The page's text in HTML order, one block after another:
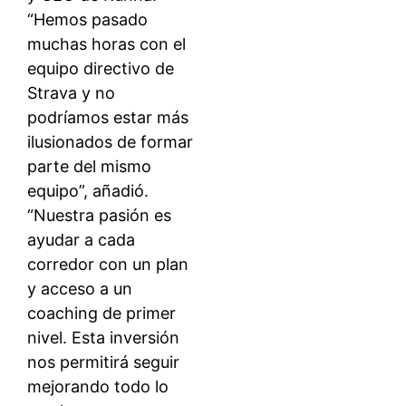
“Hemos pasado
muchas horas con el
equipo directivo de
Strava y no
podríamos estar más
ilusionados de formar
parte del mismo
equipo”, añadió.
“Nuestra pasión es
ayudar a cada
corredor con un plan
y acceso a un
coaching de primer
nivel. Esta inversión
nos permitirá seguir
mejorando todo lo